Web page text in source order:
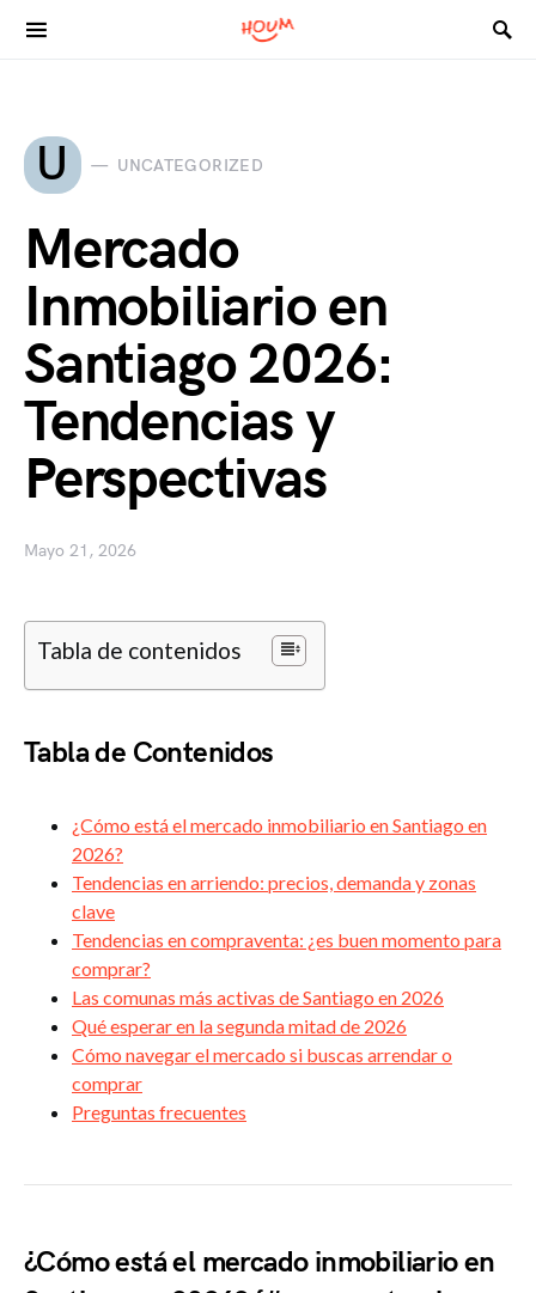
Search for:
U UNCATEGORIZED
Mercado
Inmobiliario en
Santiago 2026:
Tendencias y
Perspectivas
Mayo 21, 2026
Tabla de contenidos
Tabla de Contenidos
¿Cómo está el mercado inmobiliario en Santiago en
2026?
Tendencias en arriendo: precios, demanda y zonas
clave
Tendencias en compraventa: ¿es buen momento para
comprar?
Las comunas más activas de Santiago en 2026
Qué esperar en la segunda mitad de 2026
Cómo navegar el mercado si buscas arrendar o
comprar
Preguntas frecuentes
¿Cómo está el mercado inmobiliario en